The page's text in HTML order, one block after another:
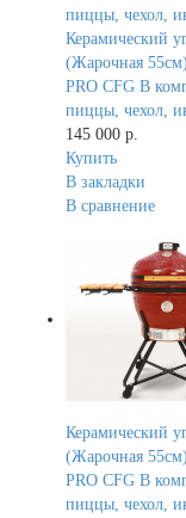
Керамический
(Жарочная
PRO CFG В
пиццы, чехол,
145 000 р.
Купить
В закладки
В сравнение
Керамический
(Жарочная
PRO CFG В
пиццы, чехол,